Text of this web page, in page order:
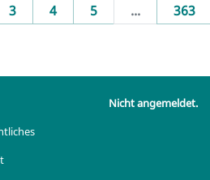
3 4 5 ... 363
Nicht angemeldet.